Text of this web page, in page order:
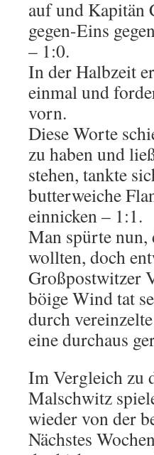
auf und Kapitän
gegen-Eins
– 1:0.
In der Halbzeit
einmal und
vorn.
Diese Worte
zu haben und
stehen, tankte
butterweiche
einnicken – 1:1.
Man spürte nun,
wollten, doch
Großpostwitzer
böige Wind tat
durch
eine durchaus
Im Vergleich zu
Malschwitz
wieder von der
Nächstes